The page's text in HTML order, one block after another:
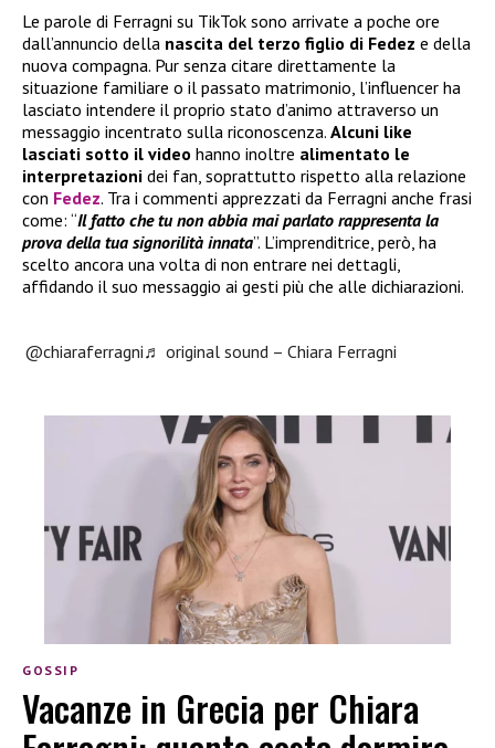
Le parole di Ferragni su TikTok sono arrivate a poche ore
dall’annuncio della nascita del terzo figlio di Fedez e della
nuova compagna. Pur senza citare direttamente la
situazione familiare o il passato matrimonio, l’influencer ha
lasciato intendere il proprio stato d’animo attraverso un
messaggio incentrato sulla riconoscenza. Alcuni like
lasciati sotto il video hanno inoltre alimentato le
interpretazioni dei fan, soprattutto rispetto alla relazione
con Fedez. Tra i commenti apprezzati da Ferragni anche frasi
come: “Il fatto che tu non abbia mai parlato rappresenta la
prova della tua signorilità innata”. L’imprenditrice, però, ha
scelto ancora una volta di non entrare nei dettagli,
affidando il suo messaggio ai gesti più che alle dichiarazioni.
@chiaraferragni♬ original sound – Chiara Ferragni
GOSSIP
Vacanze in Grecia per Chiara